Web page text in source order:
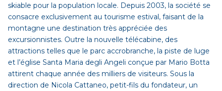
skiable pour la population locale. Depuis 2003, la société se
consacre exclusivement au tourisme estival, faisant de la
montagne une destination très appréciée des
excursionnistes. Outre la nouvelle télécabine, des
attractions telles que le parc accrobranche, la piste de luge
et l’église Santa Maria degli Angeli conçue par Mario Botta
attirent chaque année des milliers de visiteurs. Sous la
direction de Nicola Cattaneo, petit-fils du fondateur, un